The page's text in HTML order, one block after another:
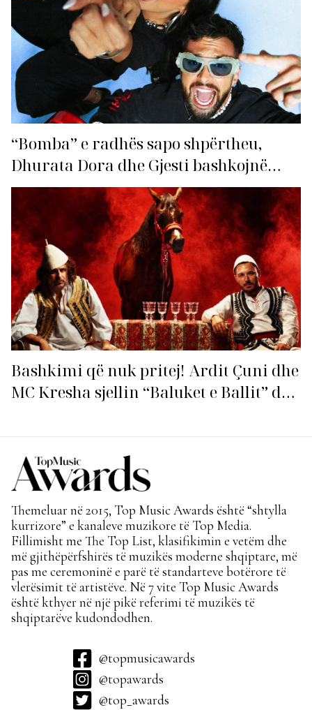
“Bomba” e radhës sapo shpërtheu,
Dhurata Dora dhe Gjesti bashkojnë
fuqitë me “Gasolina”!
Bashkimi që nuk pritej! Ardit Çuni dhe
MC Kresha sjellin “Baluket e Ballit” dhe
Themeluar në 2015, Top Music Awards është “shtylla
kurrizore” e kanaleve muzikore të Top Media.
Fillimisht me The Top List, klasifikimin e vetëm dhe
më gjithëpërfshirës të muzikës moderne shqiptare, më
pas me ceremoninë e parë të standarteve botërore të
vlerësimit të artistëve. Në 7 vite Top Music Awards
është kthyer në një pikë referimi të muzikës të
shqiptarëve kudondodhen.
@topmusicawards
@topawards
@top_awards